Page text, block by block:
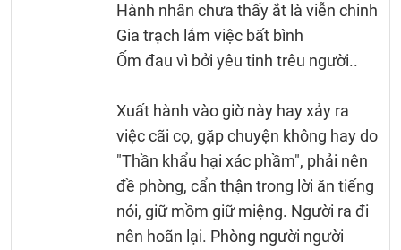
Hành nhân chưa thấy ắt là viễn chinh
Gia trạch lắm việc bất bình
Ốm đau vì bởi yêu tinh trêu người..
Xuất hành vào giờ này hay xảy ra
việc cãi cọ, gặp chuyện không hay do
"Thần khẩu hại xác phầm", phải nên
đề phòng, cẩn thận trong lời ăn tiếng
nói, giữ mồm giữ miệng. Người ra đi
nên hoãn lại. Phòng người người